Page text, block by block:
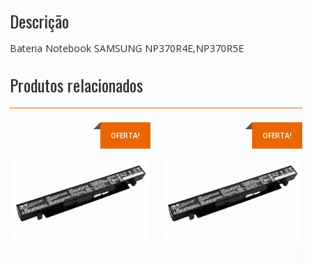
Descrição
Bateria Notebook SAMSUNG NP370R4E,NP370R5E
Produtos relacionados
OFERTA! OFERTA!